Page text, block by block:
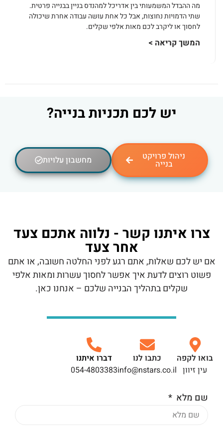
מה ההבדל המשמעותי בין אדריכל למהנדס בניין בבנייה פרטית.
שתי הדמויות נחוצות, אבל כל אחת עושה עבודה אחרת שיכולה
לחסוך או ליקרב לכם מאות אלפי שקלים.
המשך קריאה >
יש לכם תכניות בנייה?
ניהול פרויקט
בנייה מחשבון עלויות
צרו איתנו קשר - נלווה אתכם צעד
אחר צעד
אם יש לכם שאלות, אתם רגע לפני החלטה חשובה, או אתם
פשוט רוצים לדעת איך אפשר לחסוך עשרות ומאות אלפי
שקלים בתהליך הבנייה שלכם – אנחנו כאן.
בואו לקפה
עין זיוון
כתבו לנו
info@nstars.co.il
דברו איתנו
054-4803383
שם מלא